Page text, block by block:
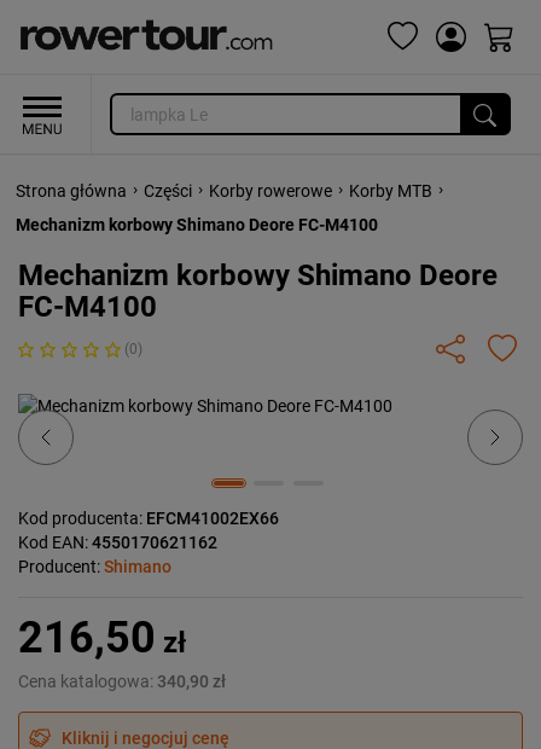
Strona główna › Części › Korby rowerowe › Korby MTB ›
Mechanizm korbowy Shimano Deore FC-M4100
Mechanizm korbowy Shimano Deore
FC-M4100
(0)
Previous Next
Kod producenta: EFCM41002EX66
Kod EAN:4550170621162
Producent:Shimano
216,50 zł
Cena katalogowa: 340,90 zł
Kliknij i negocjuj cenę